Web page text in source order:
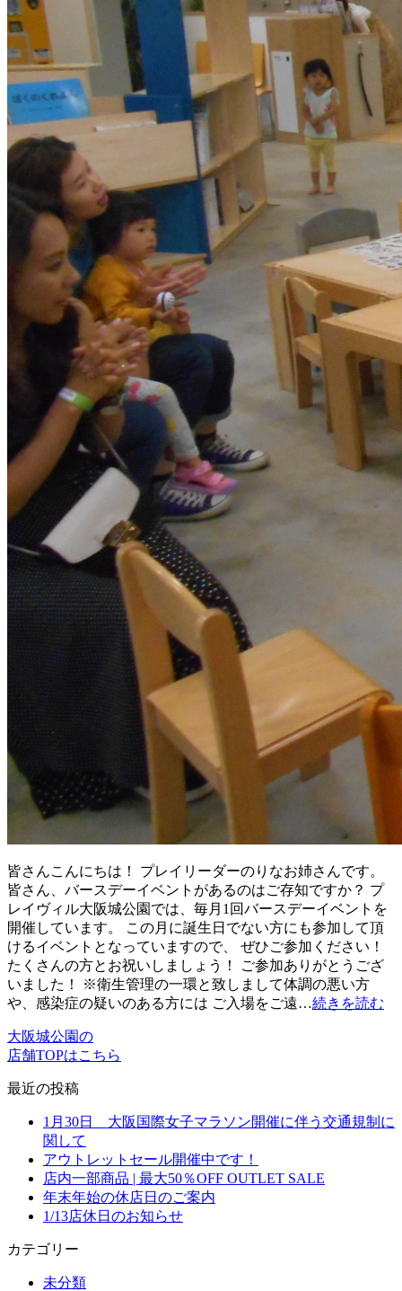
皆さんこんにちは！ プレイリーダーのりなお姉さんです。
皆さん、バースデーイベントがあるのはご存知ですか？ プ
レイヴィル大阪城公園では、毎月1回バースデーイベントを
開催しています。 この月に誕生日でない方にも参加して頂
けるイベントとなっていますので、 ぜひご参加ください！
たくさんの方とお祝いしましょう！ ご参加ありがとうござ
いました！ ※衛生管理の一環と致しまして体調の悪い方
や、感染症の疑いのある方には ご入場をご遠…続きを読む
大阪城公園の
店舗TOPはこちら
最近の投稿
1月30日 大阪国際女子マラソン開催に伴う交通規制に
関して
アウトレットセール開催中です！
店内一部商品 | 最大50％OFF OUTLET SALE
年末年始の休店日のご案内
1/13店休日のお知らせ
カテゴリー
未分類